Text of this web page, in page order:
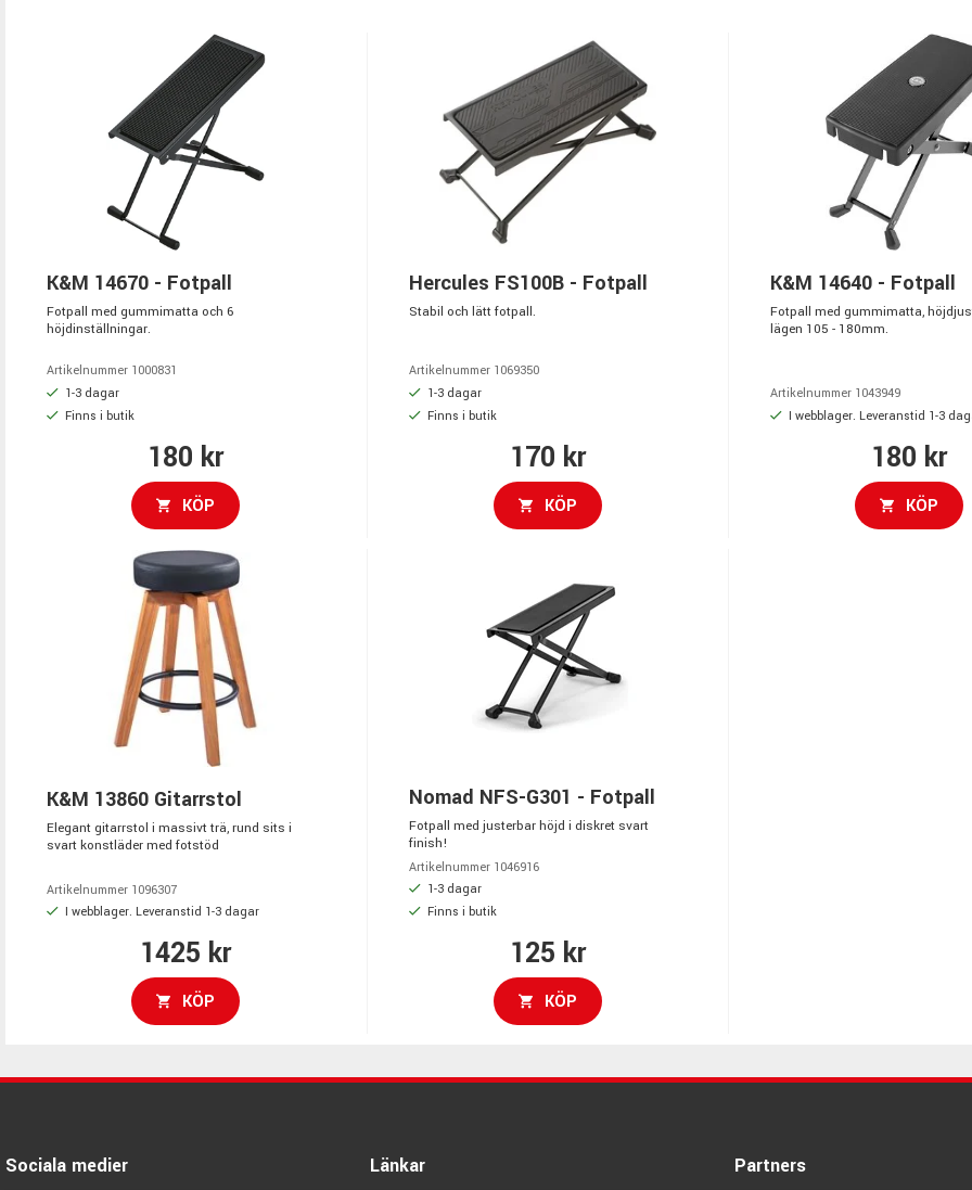
K&M 14670 - Fotpall
Fotpall med gummimatta och 6
höjdinställningar.
Artikelnummer 1000831
1-3 dagar
Finns i butik
180 kr
KÖP
Hercules FS100B - Fotpall
Stabil och lätt fotpall.
Artikelnummer 1069350
1-3 dagar
Finns i butik
170 kr
KÖP
K&M 14640 - Fotpall
Fotpall med gummimatta,
lägen 105 - 180mm.
Artikelnummer 1043949
I webblager. Leveranstid 1-3
180 kr
KÖP
K&M 13860 Gitarrstol
Elegant gitarrstol i massivt trä, rund sits i
svart konstläder med fotstöd
Artikelnummer 1096307
I webblager. Leveranstid 1-3 dagar
1425 kr
KÖP
Nomad NFS-G301 - Fotpall
Fotpall med justerbar höjd i diskret svart
finish!
Artikelnummer 1046916
1-3 dagar
Finns i butik
125 kr
KÖP
Sociala medier Länkar Partners